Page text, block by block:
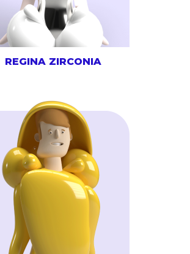
REGINA ZIRCONIA